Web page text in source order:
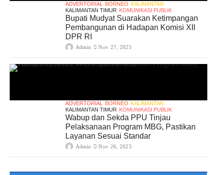
ADVERTORIAL BORNEO KALIMANTAN
KALIMANTAN TIMUR KOMUNIKASI PUBLIK
Bupati Mudyat Suarakan Ketimpangan
Pembangunan di Hadapan Komisi XII
DPR RI
Admin Nov 27, 2025
ADVERTORIAL BORNEO KALIMANTAN
KALIMANTAN TIMUR KOMUNIKASI PUBLIK
Wabup dan Sekda PPU Tinjau
Pelaksanaan Program MBG, Pastikan
Layanan Sesuai Standar
Admin Nov 26, 2025